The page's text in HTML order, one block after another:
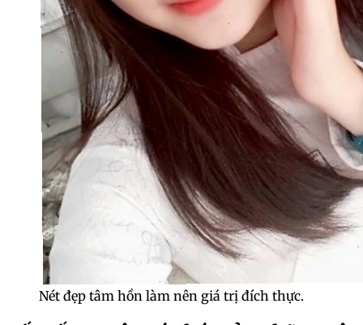
Nét đẹp tâm hồn làm nên giá trị đích thực.